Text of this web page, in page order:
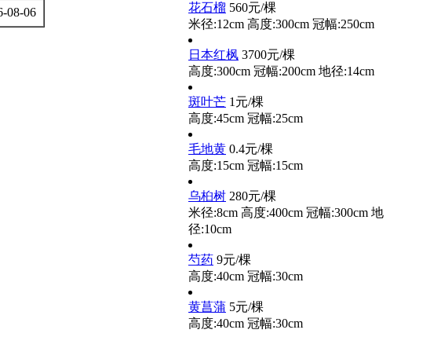
08-06
花石榴 560元/棵
米径:12cm 高度:300cm 冠幅:250cm
日本红枫 3700元/棵
高度:300cm 冠幅:200cm 地径:14cm
斑叶芒 1元/棵
高度:45cm 冠幅:25cm
毛地黄 0.4元/棵
高度:15cm 冠幅:15cm
乌桕树 280元/棵
米径:8cm 高度:400cm 冠幅:300cm 地
径:10cm
芍药 9元/棵
高度:40cm 冠幅:30cm
黄菖蒲 5元/棵
高度:40cm 冠幅:30cm